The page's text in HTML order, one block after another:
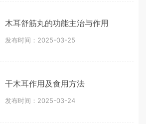
木耳舒筋丸的功能主治与作用
发布时间：2025-03-25
干木耳作用及食用方法
发布时间：2025-03-24